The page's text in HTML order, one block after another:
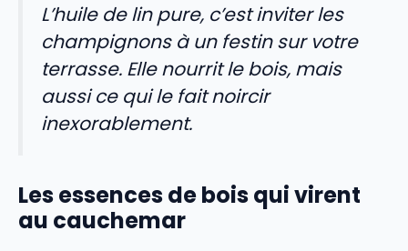
L’huile de lin pure, c’est inviter les
champignons à un festin sur votre
terrasse. Elle nourrit le bois, mais
aussi ce qui le fait noircir
inexorablement.
Les essences de bois qui virent
au cauchemar